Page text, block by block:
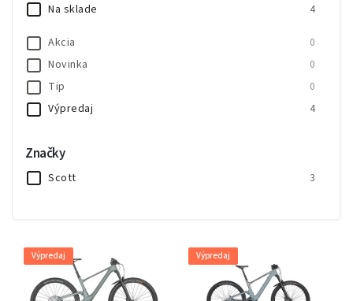
Na sklade 4
Akcia 0
Novinka 0
Tip 0
Výpredaj 4
Značky
Scott 3
Výpredaj Výpredaj